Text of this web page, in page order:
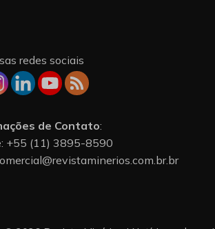
redes sociais
de Contato:
+55 (11) 3895-8590